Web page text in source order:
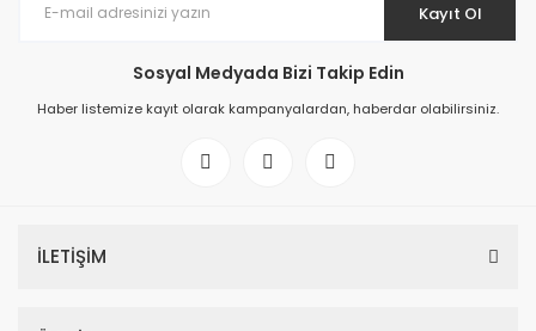
Kayıt Ol
Sosyal Medyada Bizi Takip Edin
Haber listemize kayıt olarak kampanyalardan, haberdar olabilirsiniz.
İLETİŞİM